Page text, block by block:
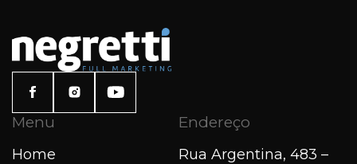
Menu
Home
Endereço
Rua Argentina, 483 –